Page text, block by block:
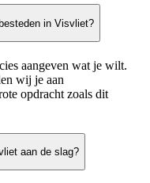
in Visvliet?
aangeven wat je wilt.
wij je aan
opdracht zoals dit
aan de slag?